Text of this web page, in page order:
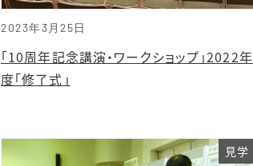
2023年3月25日
「10周年記念講演・ワークショップ」2022年
度「修了式」
見学